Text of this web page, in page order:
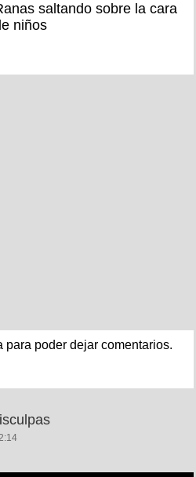
saltando sobre la cara
niños
para poder dejar comentarios.